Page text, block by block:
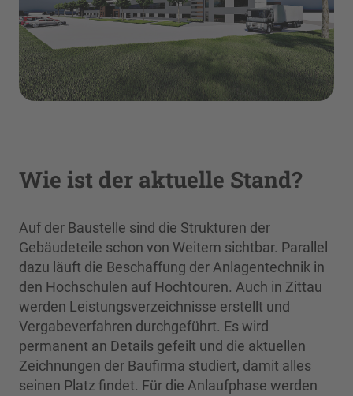
Wie ist der aktuelle Stand?
Auf der Baustelle sind die Strukturen der
Gebäudeteile schon von Weitem sichtbar. Parallel
dazu läuft die Beschaffung der Anlagentechnik in
den Hochschulen auf Hochtouren. Auch in Zittau
werden Leistungsverzeichnisse erstellt und
Vergabeverfahren durchgeführt. Es wird
permanent an Details gefeilt und die aktuellen
Zeichnungen der Baufirma studiert, damit alles
seinen Platz findet. Für die Anlaufphase werden